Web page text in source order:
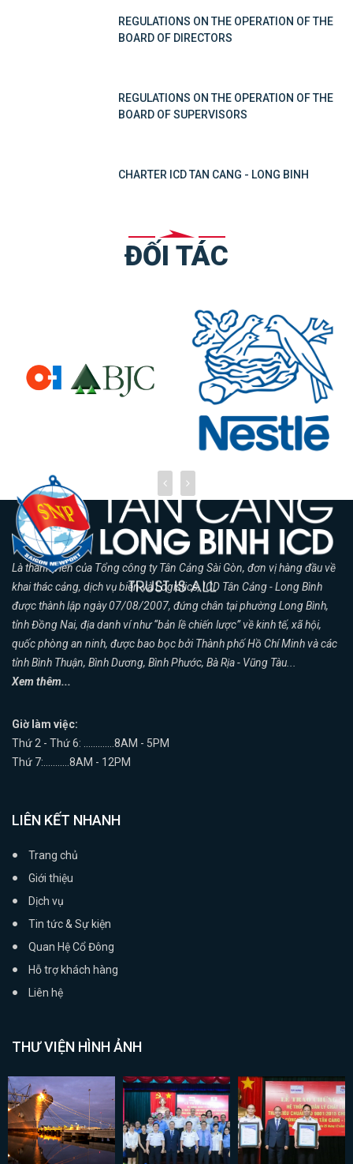
REGULATIONS ON THE OPERATION OF THE
BOARD OF DIRECTORS
REGULATIONS ON THE OPERATION OF THE
BOARD OF SUPERVISORS
CHARTER ICD TAN CANG - LONG BINH
ĐỐI TÁC
Là thành viên của Tổng công ty Tân Cảng Sài Gòn, đơn vị hàng đầu về
khai thác cảng, dịch vụ biển và Logistics, ICD Tân Cảng - Long Bình
được thành lập ngày 07/08/2007, đứng chân tại phường Long Bình,
tỉnh Đồng Nai, địa danh ví như “bản lề chiến lược” về kinh tế, xã hội,
quốc phòng an ninh, được bao bọc bởi Thành phố Hồ Chí Minh và các
tỉnh Bình Thuận, Bình Dương, Bình Phước, Bà Rịa - Vũng Tàu...
Xem thêm...
Giờ làm việc:
Thứ 2 - Thứ 6: .............8AM - 5PM
Thứ 7:...........8AM - 12PM
LIÊN KẾT NHANH
Trang chủ
Giới thiệu
Dịch vụ
Tin tức & Sự kiện
Quan Hệ Cổ Đông
Hỗ trợ khách hàng
Liên hệ
THƯ VIỆN HÌNH ẢNH